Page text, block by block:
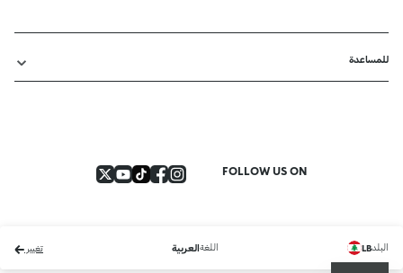
للمساعدة
FOLLOW US ON
البلدLB اللغةالعربية تغيير